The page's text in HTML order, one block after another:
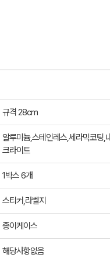
규격 28cm
알루미늄,스테인레스,세라믹코팅,
크라이트
1박스 6개
스티커,라벨지
종이케이스
해당사항없음